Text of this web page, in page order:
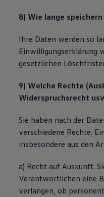
8) Wie lange
Ihre Daten werden so
Einwilligungserklärung
gesetzlichen
9) Welche Rechte
Widerspruchsrecht
Sie haben nach der
verschiedene Rechte.
insbesondere aus den
a) Recht auf Auskunft.
Verantwortlichen eine
verlangen, ob